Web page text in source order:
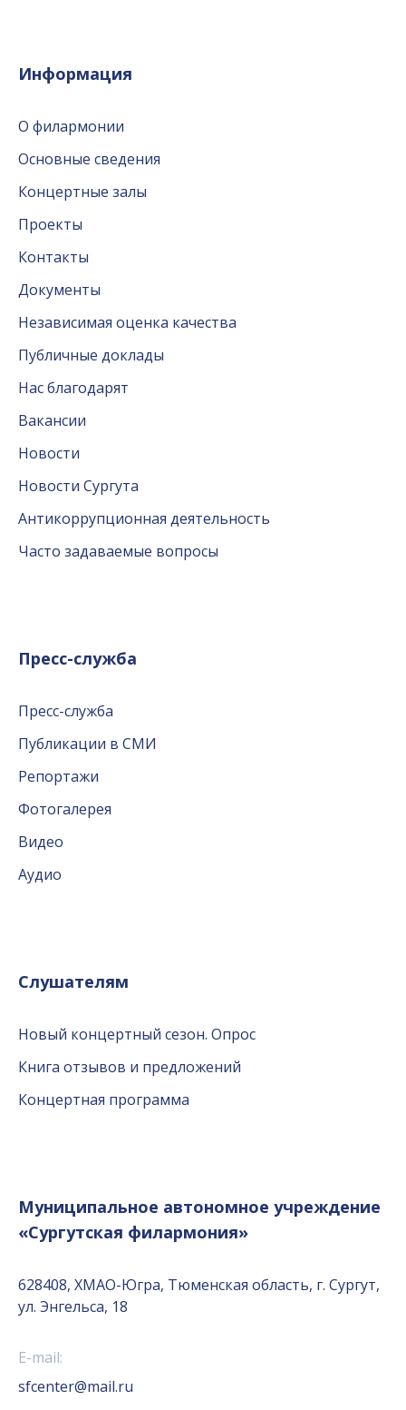
Информация
О филармонии
Основные сведения
Концертные залы
Проекты
Контакты
Документы
Независимая оценка качества
Публичные доклады
Нас благодарят
Вакансии
Новости
Новости Сургута
Антикоррупционная деятельность
Часто задаваемые вопросы
Пресс-служба
Пресс-служба
Публикации в СМИ
Репортажи
Фотогалерея
Видео
Аудио
Слушателям
Новый концертный сезон. Опрос
Книга отзывов и предложений
Концертная программа
Муниципальное автономное учреждение
«Сургутская филармония»
628408, ХМАО-Югра, Тюменская область, г. Сургут,
ул. Энгельса, 18
E-mail:
sfcenter@mail.ru